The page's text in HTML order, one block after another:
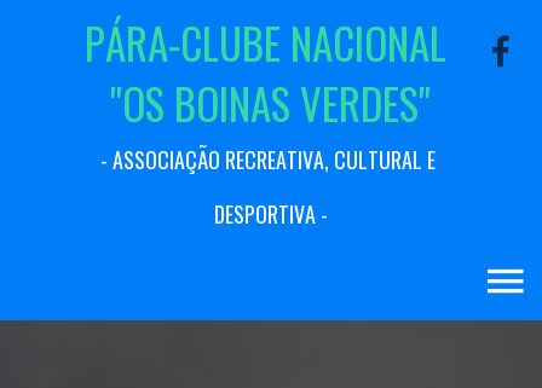
PÁRA-CLUBE NACIONAL
"OS BOINASVERDES"
- ASSOCIAÇÃO RECREATIVA, CULTURAL E
DESPORTIVA-